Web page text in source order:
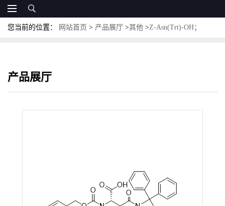
您当前的位置： 网站首页 > 产品展厅 >其他 >Z-Asn(Trt)-OH；
产品展厅